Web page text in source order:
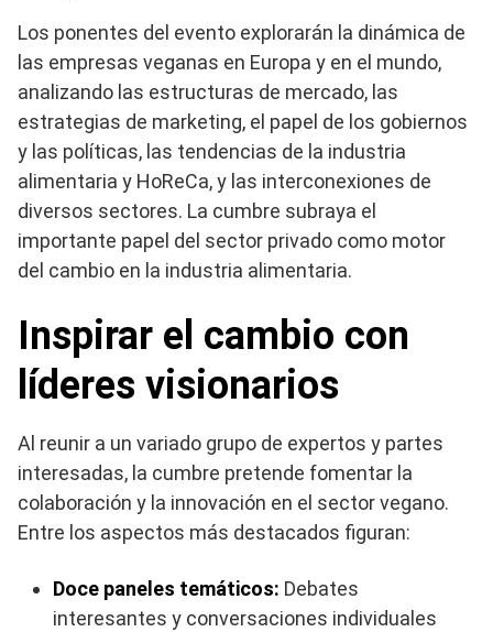
Los ponentes del evento explorarán la dinámica de
las empresas veganas en Europa y en el mundo,
analizando las estructuras de mercado, las
estrategias de marketing, el papel de los gobiernos
y las políticas, las tendencias de la industria
alimentaria y HoReCa, y las interconexiones de
diversos sectores. La cumbre subraya el
importante papel del sector privado como motor
del cambio en la industria alimentaria.
Inspirar el cambio con
líderes visionarios
Al reunir a un variado grupo de expertos y partes
interesadas, la cumbre pretende fomentar la
colaboración y la innovación en el sector vegano.
Entre los aspectos más destacados figuran:
Doce paneles temáticos: Debates
interesantes y conversaciones individuales